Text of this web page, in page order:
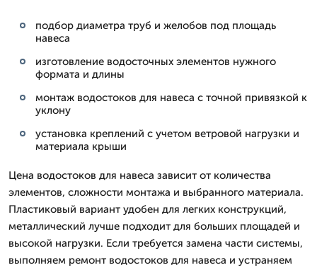
подбор диаметра труб и желобов под площадь
навеса
изготовление водосточных элементов нужного
формата и длины
монтаж водостоков для навеса с точной привязкой к
уклону
установка креплений с учетом ветровой нагрузки и
материала крыши
Цена водостоков для навеса зависит от количества
элементов, сложности монтажа и выбранного материала.
Пластиковый вариант удобен для легких конструкций,
металлический лучше подходит для больших площадей и
высокой нагрузки. Если требуется замена части системы,
выполняем ремонт водостоков для навеса и устраняем